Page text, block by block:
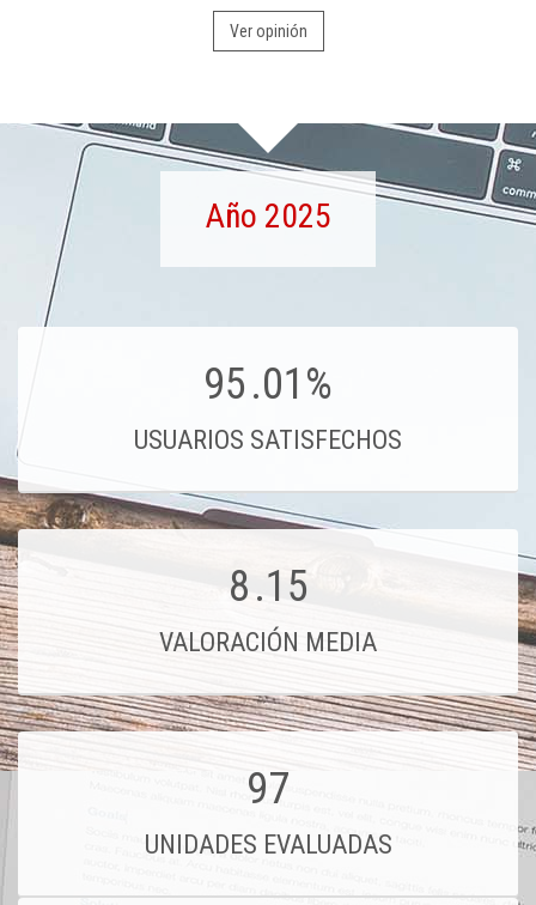
Ver opinión
Año 2025
95.01%
USUARIOS SATISFECHOS
8.15
VALORACIÓN MEDIA
97
UNIDADES EVALUADAS